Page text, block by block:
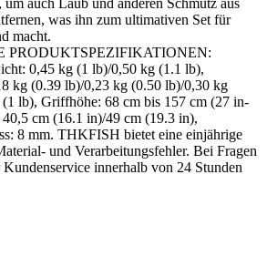
auch Laub und anderen Schmutz aus
was ihn zum ultimativen Set für
macht.
PRODUKTSPEZIFIKATIONEN:
0,45 kg (1 lb)/0,50 kg (1.1 lb),
kg (0.39 lb)/0,23 kg (0.50 lb)/0,30 kg
lb), Griffhöhe: 68 cm bis 157 cm (27 in-
cm (16.1 in)/49 cm (19.3 in),
8 mm. THKFISH bietet eine einjährige
und Verarbeitungsfehler. Bei Fragen
Kundenservice innerhalb von 24 Stunden